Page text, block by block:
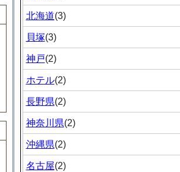
北海道(3)
貝塚(3)
神戸(2)
ホテル(2)
長野県(2)
神奈川県(2)
沖縄県(2)
名古屋(2)